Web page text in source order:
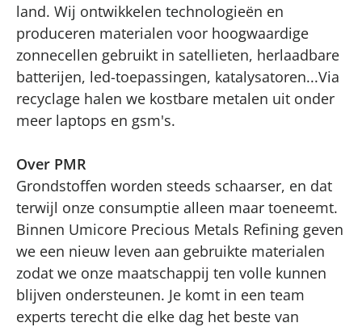
land. Wij ontwikkelen technologieën en
produceren materialen voor hoogwaardige
zonnecellen gebruikt in satellieten, herlaadbare
batterijen, led-toepassingen, katalysatoren...Via
recyclage halen we kostbare metalen uit onder
meer laptops en gsm's.
Over PMR
Grondstoffen worden steeds schaarser, en dat
terwijl onze consumptie alleen maar toeneemt.
Binnen Umicore Precious Metals Refining geven
we een nieuw leven aan gebruikte materialen
zodat we onze maatschappij ten volle kunnen
blijven ondersteunen. Je komt in een team
experts terecht die elke dag het beste van